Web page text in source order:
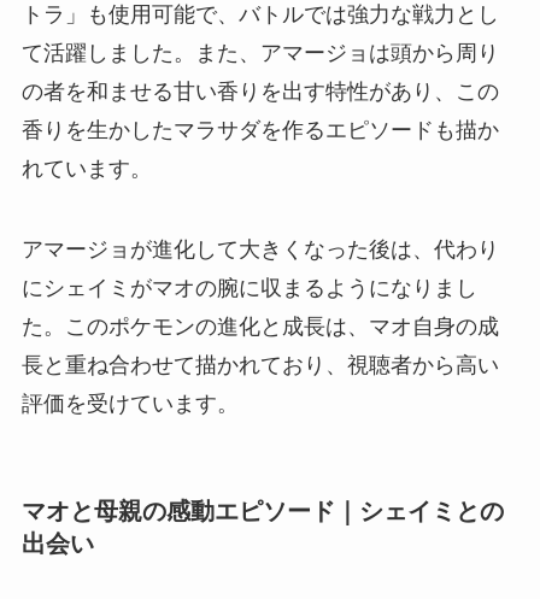
トラ」も使用可能で、バトルでは強力な戦力とし
て活躍しました。また、アマージョは頭から周り
の者を和ませる甘い香りを出す特性があり、この
香りを生かしたマラサダを作るエピソードも描か
れています。
アマージョが進化して大きくなった後は、代わり
にシェイミがマオの腕に収まるようになりまし
た。このポケモンの進化と成長は、マオ自身の成
長と重ね合わせて描かれており、視聴者から高い
評価を受けています。
マオと母親の感動エピソード｜シェイミとの
出会い